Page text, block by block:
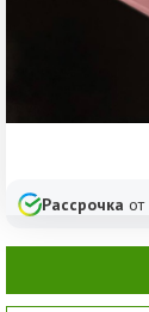
Рассрочка от